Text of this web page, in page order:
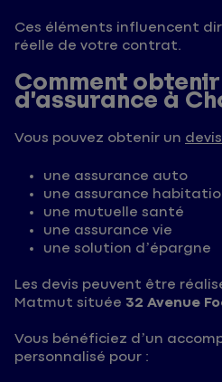
Ces éléments influencent
réelle de votre contrat.
Comment
d’assurance à
Vous pouvez obtenir un
une assurance auto
une assurance
une mutuelle santé
une assurance vie
une solution d’épargne
Les devis peuvent être
Matmut située 32 Avenue
Vous bénéficiez d’un
personnalisé pour :